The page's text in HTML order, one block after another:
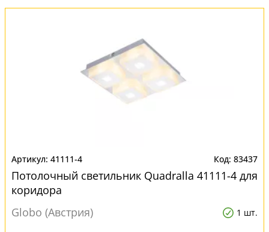
41111-4 83437
Потолочный светильник Quadralla 41111-4 для
коридора
Globo (Австрия)
1 шт.